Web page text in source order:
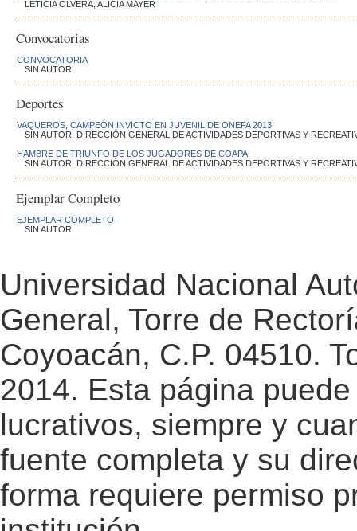
LETICIA OLVERA, ALICIA MAYER
Convocatorias
CONVOCATORIA
SIN AUTOR
Deportes
VAQUEROS, CAMPEÓN INVICTO EN JUVENIL DE ONEFA 2013
SIN AUTOR, DIRECCIÓN GENERAL DE ACTIVIDADES DEPORTIVAS Y
HAMBRE DE TRIUNFO DE LOS JUGADORES DE COAPA
SIN AUTOR, DIRECCIÓN GENERAL DE ACTIVIDADES DEPORTIVAS Y
Ejemplar Completo
EJEMPLAR COMPLETO
SIN AUTOR
Universidad Nacional
General, Torre de
Coyoacán, C.P. 04510.
2014. Esta página
lucrativos, siempre y
fuente completa y su
forma requiere permiso